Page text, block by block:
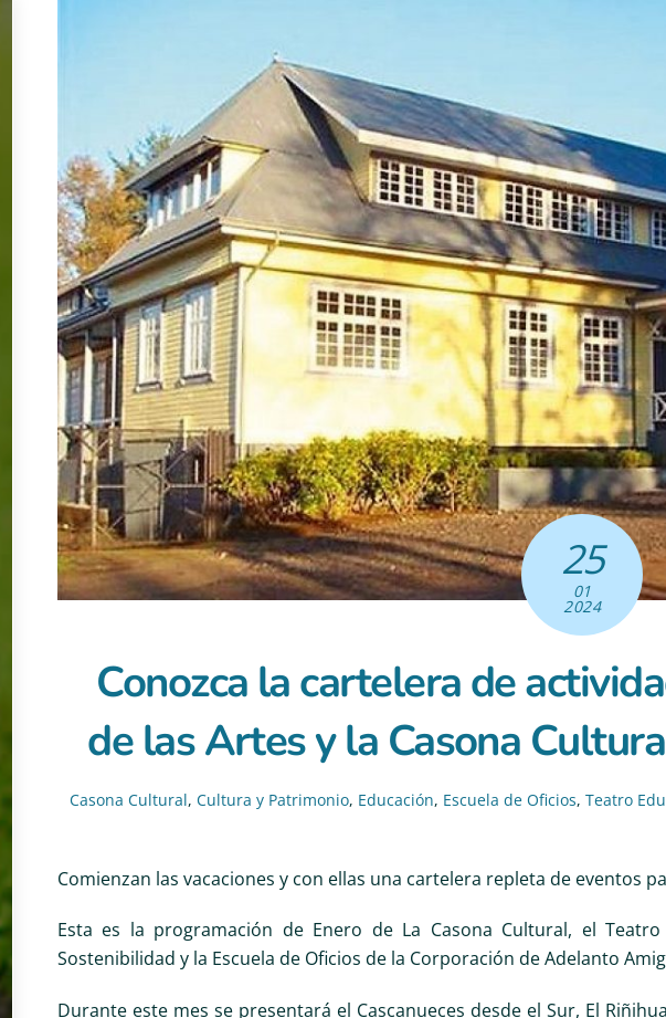
25
01
2024
Conozca la cartelera de
de las Artes y la Casona
Casona Cultural, Cultura y Patrimonio, Educación, Escuela de Oficios, Teatro
Comienzan las vacaciones y con ellas una cartelera repleta de eventos
Esta es la programación de Enero de La Casona Cultural, el
Sostenibilidad y la Escuela de Oficios de la Corporación de Adelanto
Durante este mes se presentará el Cascanueces desde el Sur, El